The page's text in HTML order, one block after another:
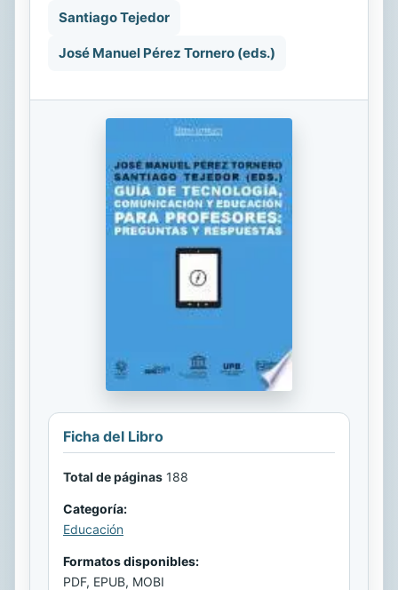
Santiago Tejedor
José Manuel Pérez Tornero (eds.)
Ficha del Libro
Total de páginas 188
Categoría:
Educación
Formatos disponibles:
PDF, EPUB, MOBI